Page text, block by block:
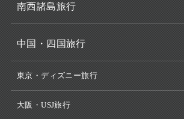
南西諸島旅行
中国・四国旅行
東京・ディズニー旅行
大阪・USJ旅行